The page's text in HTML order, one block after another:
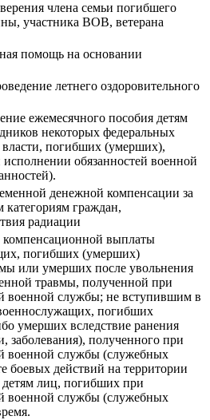
члена семьи погибшего
участника ВОВ, ветерана
помощь на основании
летнего оздоровительного
ежемесячного пособия детям
некоторых федеральных
власти, погибших (умерших),
обязанностей военной
денежной компенсации за
категориям граждан,
радиации
компенсационной выплаты
погибших (умерших)
или умерших после увольнения
травмы, полученной при
военной службы; не вступившим в
погибших
умерших вследствие ранения
заболевания), полученного при
военной службы (служебных
боевых действий на территории
лиц, погибших при
военной службы (служебных